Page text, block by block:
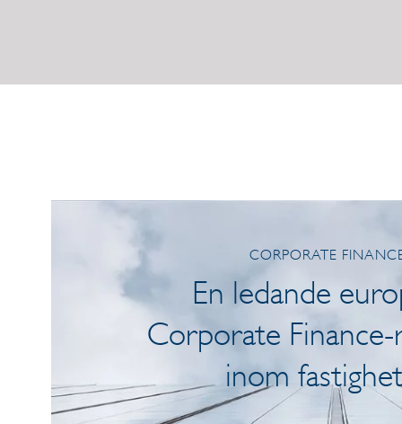
CORPORATE
En ledande
Corporate Finance-
inom
/link/